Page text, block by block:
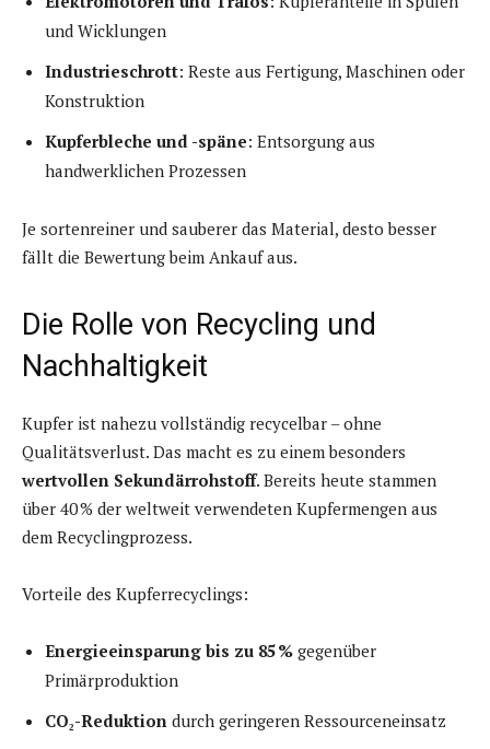
und Wicklungen
Industrieschrott: Reste aus Fertigung, Maschinen oder
Konstruktion
Kupferbleche und -späne: Entsorgung aus
handwerklichen Prozessen
Je sortenreiner und sauberer das Material, desto besser
fällt die Bewertung beim Ankauf aus.
Die Rolle von Recycling und
Nachhaltigkeit
Kupfer ist nahezu vollständig recycelbar – ohne
Qualitätsverlust. Das macht es zu einem besonders
wertvollen Sekundärrohstoff. Bereits heute stammen
über 40 % der weltweit verwendeten Kupfermengen aus
dem Recyclingprozess.
Vorteile des Kupferrecyclings:
Energieeinsparung bis zu 85 % gegenüber
Primärproduktion
CO₂-Reduktion durch geringeren Ressourceneinsatz